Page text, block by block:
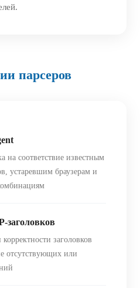
парсеров
на соответствие известным
устаревшим браузерам и
заголовков
заголовков
отсутствующих или